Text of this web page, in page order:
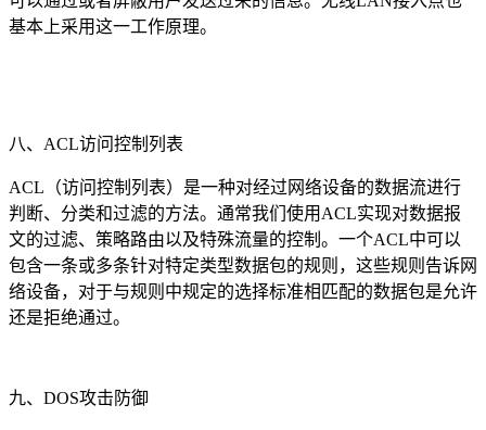
基本上采用这一工作原理。
八、ACL访问控制列表
ACL（访问控制列表）是一种对经过网络设备的数据流进行
判断、分类和过滤的方法。通常我们使用ACL实现对数据报
文的过滤、策略路由以及特殊流量的控制。一个ACL中可以
包含一条或多条针对特定类型数据包的规则，这些规则告诉网
络设备，对于与规则中规定的选择标准相匹配的数据包是允许
还是拒绝通过。
九、DOS攻击防御